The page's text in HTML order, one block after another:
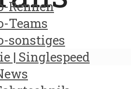
Rennen
Teams
sonstiges
| Singlespeed